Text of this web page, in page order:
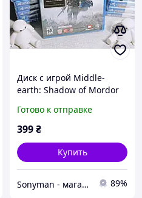
Диск с игрой Middle-
earth: Shadow of Mordor
Готово к отправке
399₴
Купить
Sonyman - магазин игровой техники и аксессуаров для своих! 89%